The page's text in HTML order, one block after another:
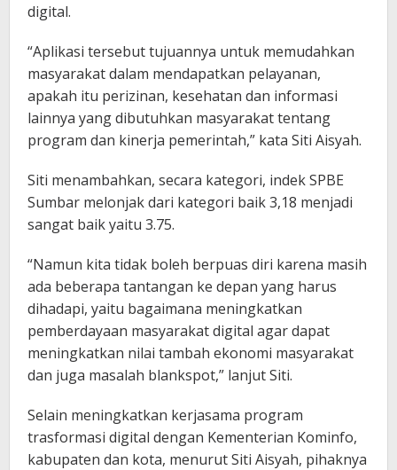
digital.
“Aplikasi tersebut tujuannya untuk memudahkan
masyarakat dalam mendapatkan pelayanan,
apakah itu perizinan, kesehatan dan informasi
lainnya yang dibutuhkan masyarakat tentang
program dan kinerja pemerintah,” kata Siti Aisyah.
Siti menambahkan, secara kategori, indek SPBE
Sumbar melonjak dari kategori baik 3,18 menjadi
sangat baik yaitu 3.75.
“Namun kita tidak boleh berpuas diri karena masih
ada beberapa tantangan ke depan yang harus
dihadapi, yaitu bagaimana meningkatkan
pemberdayaan masyarakat digital agar dapat
meningkatkan nilai tambah ekonomi masyarakat
dan juga masalah blankspot,” lanjut Siti.
Selain meningkatkan kerjasama program
trasformasi digital dengan Kementerian Kominfo,
kabupaten dan kota, menurut Siti Aisyah, pihaknya